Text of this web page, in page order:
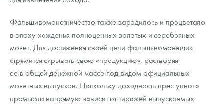
Фальшивомонетничество также зародилось и процветало
в эпоху хождения полноценных золотых и серебряных
монет. Для достижения своей цели фальшивомонетчик
стремится скрывать свою «продукцию», растворяя
ее в общей денежной массе под видом официальных
монетных выпусков. Поскольку доходность преступного
промысла напрямую зависит от тиражей выпускаемых